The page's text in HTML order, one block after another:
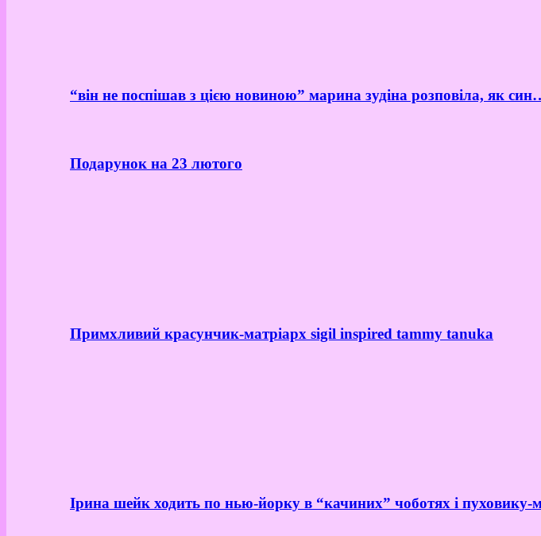
“він не поспішав з цією новиною” марина зудіна розповіла, як
Подарунок на 23 лютого
Примхливий красунчик-матріарх sigil inspired tammy tanuka
Ірина шейк ходить по нью-йорку в “качиних” чоботях і пуховику-